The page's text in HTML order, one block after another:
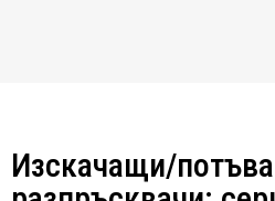
Изскачащи/